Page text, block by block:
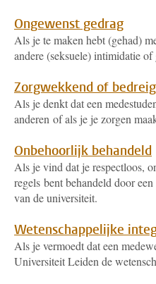
Ongewenst gedrag
Als je te maken hebt (gehad)
andere (seksuele) intimidatie
Zorgwekkend of
Als je denkt dat een
anderen of als je je zorgen
Onbehoorlijk behandeld
Als je vind dat je respectloos,
regels bent behandeld door
van de universiteit.
Wetenschappelijke
Als je vermoedt dat een
Universiteit Leiden de